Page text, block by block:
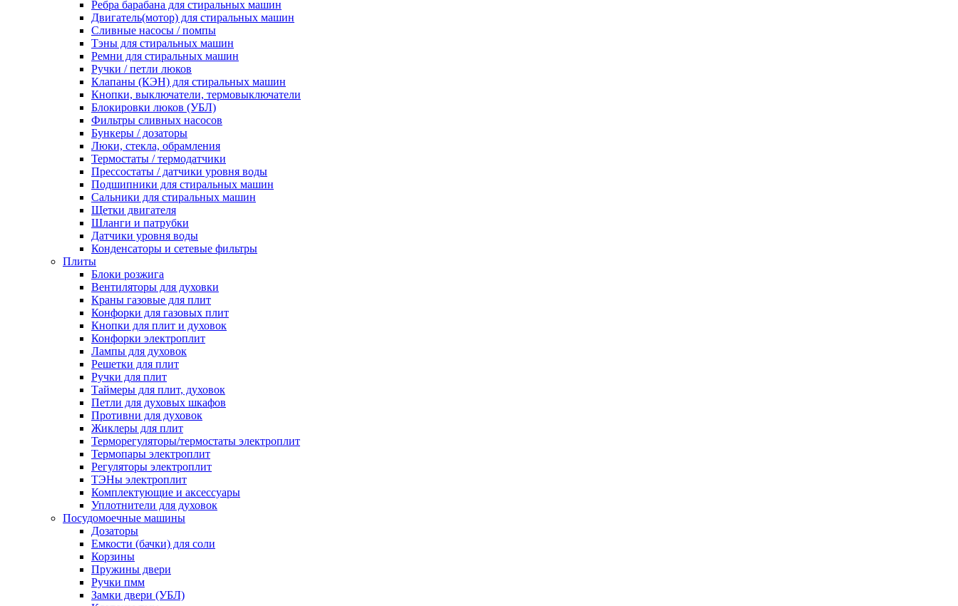
Ребра барабана для стиральных машин
Двигатель(мотор) для стиральных машин
Сливные насосы / помпы
Тэны для стиральных машин
Ремни для стиральных машин
Ручки / петли люков
Клапаны (КЭН) для стиральных машин
Кнопки, выключатели, термовыключатели
Блокировки люков (УБЛ)
Фильтры сливных насосов
Бункеры / дозаторы
Люки, стекла, обрамления
Термостаты / термодатчики
Прессостаты / датчики уровня воды
Подшипники для стиральных машин
Сальники для стиральных машин
Щетки двигателя
Шланги и патрубки
Датчики уровня воды
Конденсаторы и сетевые фильтры
Плиты
Блоки розжига
Вентиляторы для духовки
Краны газовые для плит
Конфорки для газовых плит
Кнопки для плит и духовок
Конфорки электроплит
Лампы для духовок
Решетки для плит
Ручки для плит
Таймеры для плит, духовок
Петли для духовых шкафов
Противни для духовок
Жиклеры для плит
Терморегуляторы/термостаты электроплит
Термопары электроплит
Регуляторы электроплит
ТЭНы электроплит
Комплектующие и аксессуары
Уплотнители для духовок
Посудомоечные машины
Дозаторы
Емкости (бачки) для соли
Корзины
Пружины двери
Ручки пмм
Замки двери (УБЛ)